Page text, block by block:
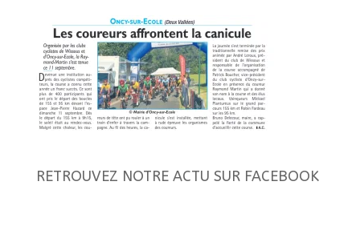
RETROUVEZ NOTRE ACTU SUR FACEBOOK